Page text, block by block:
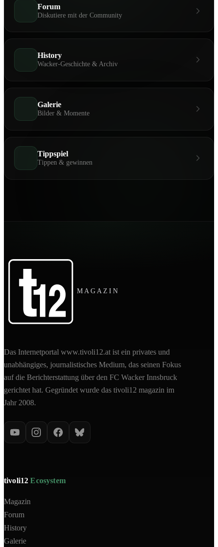
Forum
Diskutiere mit der Community
History
Wacker-Geschichte & Archiv
Galerie
Bilder & Momente
Tippspiel
Tippen & gewinnen
MAGAZIN
Das Internetportal www.tivoli12.at ist ein privates und
unabhängiges, journalistisches Medium, das seinen Fokus
auf die Berichterstattung über den FC Wacker Innsbruck
gerichtet hat. Gegründet wurde das tivoli12 magazin im
Jahr 2008.
tivoli12Ecosystem
Magazin
Forum
History
Galerie